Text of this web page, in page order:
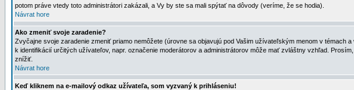
potom práve vtedy toto administrátori zakázali, a Vy by ste sa mali spýtať na dôvody (veríme, že se hodia).
Návrat hore
Ako zmeniť svoje zaradenie?
Zvyčajne svoje zaradenie zmeniť priamo nemôžete (úrovne sa objavujú pod Vašim užívateľským menom v
k identifikácií určitých užívateľov, napr. označenie moderátorov a administrátorov môže mať zvláštny vzhľad.
znížiť.
Návrat hore
Keď kliknem na e-mailový odkaz užívateľa, som vyzvaný k prihláseniu!